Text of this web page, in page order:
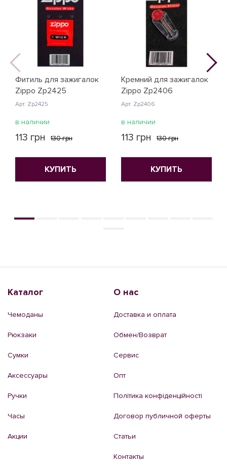
Фитиль для зажигалок
Zippo Zp2425
Арт. Zp2425
в наличии
113 грн 130 грн
КУПИТЬ
Кремний для зажигалок
Zippo Zp2406
Арт. Zp2406
в наличии
113 грн 130 грн
КУПИТЬ
Каталог
Чемоданы
Рюкзаки
Сумки
Аксессуары
Ручки
Часы
Акции
О нас
Доставка и оплата
Обмен/Возврат
Сервис
Опт
Політика конфіденційності
Договор публичной оферты
Статьи
Контакты